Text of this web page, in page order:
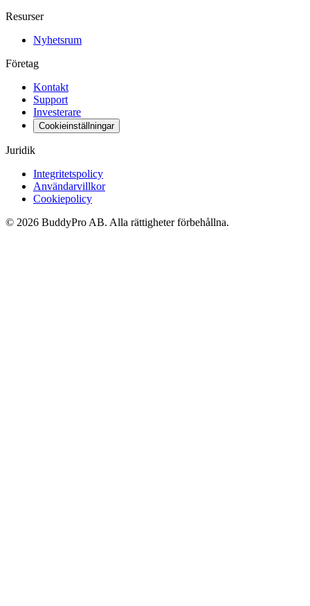
Resurser
Nyhetsrum
Företag
Kontakt
Support
Investerare
Cookieinställningar
Juridik
Integritetspolicy
Användarvillkor
Cookiepolicy
© 2026 BuddyPro AB. Alla rättigheter förbehållna.